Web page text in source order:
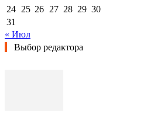
24 25 26 27 28 29 30
31
« Июл
Выбор редактора